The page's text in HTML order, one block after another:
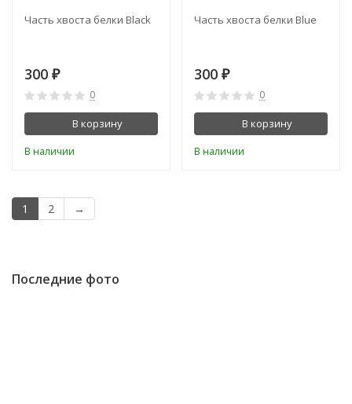
Часть хвоста белки Black
300 ₽
0
В корзину
В наличии
Часть хвоста белки Blue
300 ₽
0
В корзину
В наличии
1 2 →
Последние фото